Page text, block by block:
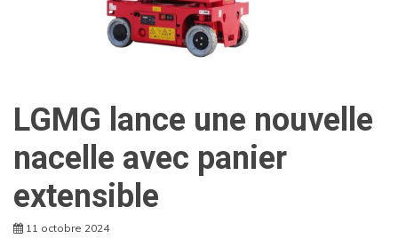
LGMG lance une nouvelle
nacelle avec panier
extensible
11 octobre 2024